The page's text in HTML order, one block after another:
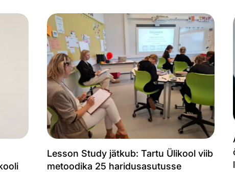
Lesson Study jätkub: Tartu Ülikool viib
metoodika 25 haridusasutusse